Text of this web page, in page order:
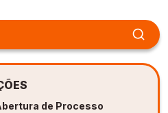
de Processo